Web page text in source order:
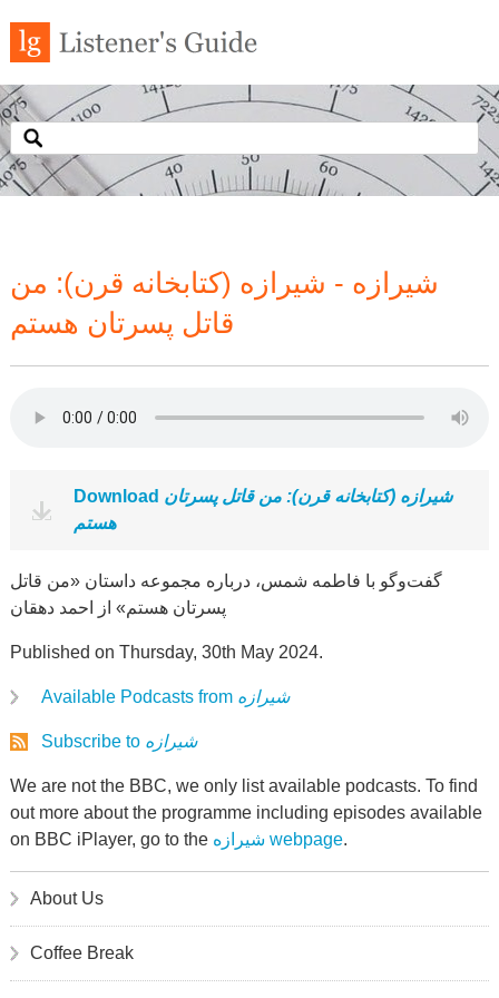
شیرازه - شیرازه (کتابخانه قرن): من
قاتل پسرتان هستم
Download شیرازه (کتابخانه قرن): من قاتل پسرتان
هستم
گفت‌وگو با فاطمه شمس، درباره مجموعه داستان «من قاتل
پسرتان هستم» از احمد دهقان
Published on Thursday, 30th May 2024.
Available Podcasts from شیرازه
Subscribe to شیرازه
We are not the BBC, we only list available podcasts. To find
out more about the programme including episodes available
on BBC iPlayer, go to the
شیرازه webpage.
About Us
Coffee Break